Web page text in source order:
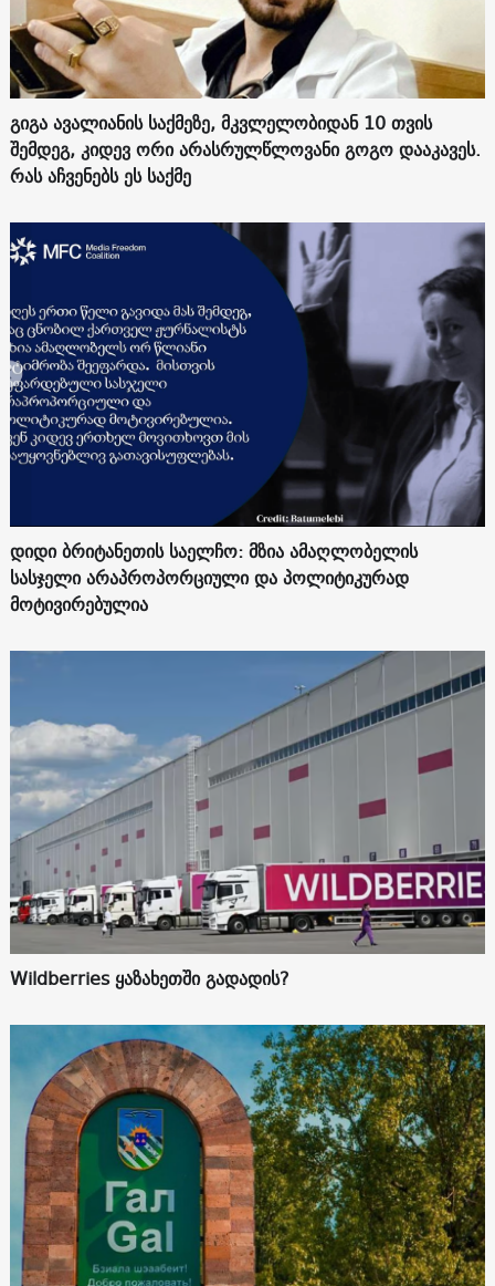
გიგა ავალიანის საქმეზე, მკვლელობიდან 10 თვის
შემდეგ, კიდევ ორი არასრულწლოვანი გოგო დააკავეს.
რას აჩვენებს ეს საქმე
დიდი ბრიტანეთის საელჩო: მზია ამაღლობელის
სასჯელი არაპროპორციული და პოლიტიკურად
მოტივირებულია
Wildberries ყაზახეთში გადადის?